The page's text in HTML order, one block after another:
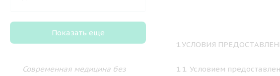
Показать еще
Современная медицина без
1.УСЛОВИЯ
1.1. Условием